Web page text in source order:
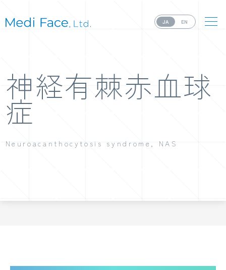
神経有棘赤血球
症
Neuroacanthocytosis syndrome, NAS
JA EN